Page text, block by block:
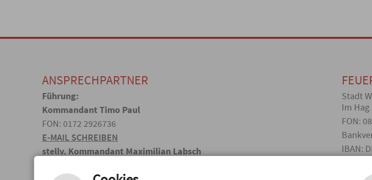
ANSPRECHPARTNER
Führung:
Kommandant Timo Paul
FON: 0172 2926736
E-MAIL SCHREIBEN
stellv. Kommandant Maximilian Labsch
Stadt
Im Hag
FON:
IBAN: